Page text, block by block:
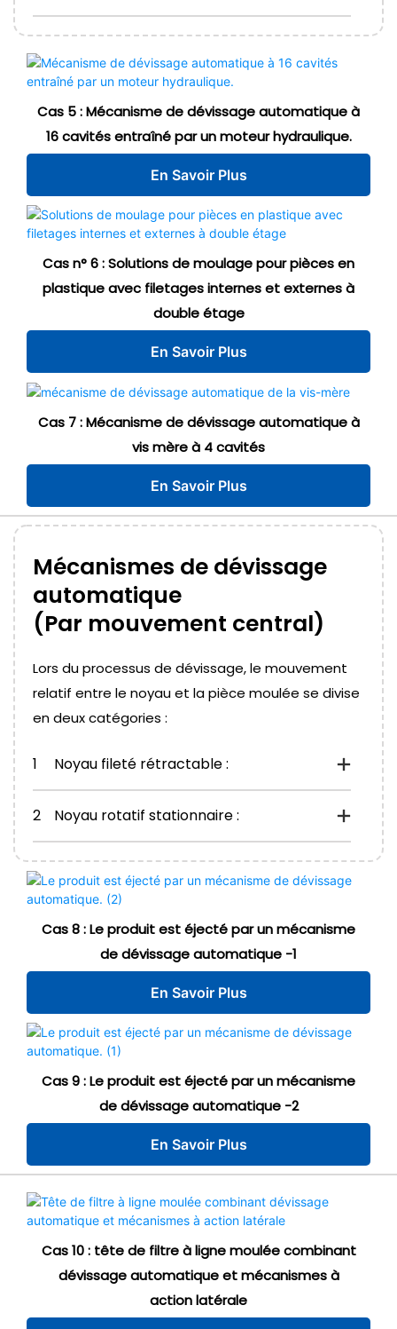
Cas 5 : Mécanisme de dévissage automatique à
16 cavités entraîné par un moteur hydraulique.
En Savoir Plus
Cas n° 6 : Solutions de moulage pour pièces en
plastique avec filetages internes et externes à
double étage
En Savoir Plus
Cas 7 : Mécanisme de dévissage automatique à
vis mère à 4 cavités
En Savoir Plus
Mécanismes de dévissage
automatique
(Par mouvement central)
Lors du processus de dévissage, le mouvement
relatif entre le noyau et la pièce moulée se divise
en deux catégories :
1 Noyau fileté rétractable :
2 Noyau rotatif stationnaire :
Cas 8 : Le produit est éjecté par un mécanisme
de dévissage automatique -1
En Savoir Plus
Cas 9 : Le produit est éjecté par un mécanisme
de dévissage automatique -2
En Savoir Plus
Cas 10 : tête de filtre à ligne moulée combinant
dévissage automatique et mécanismes à
action latérale